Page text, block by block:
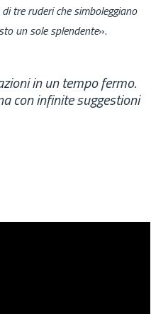
tre ruderi che simboleggiano
un sole splendente».
in un tempo fermo.
con infinite suggestioni